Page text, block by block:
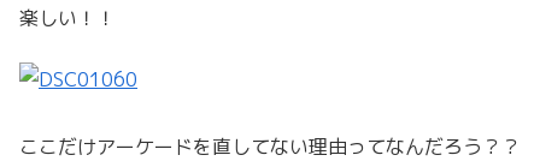
楽しい！！
ここだけアーケードを直してない理由ってなんだろう？？